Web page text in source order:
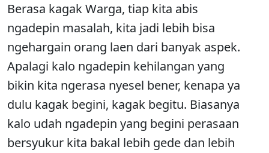
Berasa kagak Warga, tiap kita abis
ngadepin masalah, kita jadi lebih bisa
ngehargain orang laen dari banyak aspek.
Apalagi kalo ngadepin kehilangan yang
bikin kita ngerasa nyesel bener, kenapa ya
dulu kagak begini, kagak begitu. Biasanya
kalo udah ngadepin yang begini perasaan
bersyukur kita bakal lebih gede dan lebih